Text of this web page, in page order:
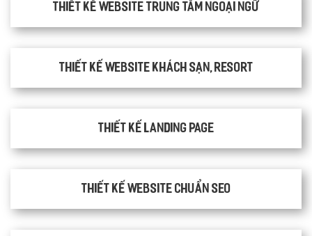
Thiết kế website trung tâm ngoại ngữ
Thiết kế website khách sạn, resort
Thiết kế Landing Page
Thiết kế website chuẩn SEO